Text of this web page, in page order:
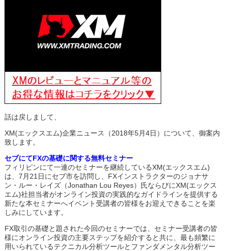
話は戻しまして、
XM(エックスエム)企業ニュース（2018年5月4日）について、御案内
致します。
セブにてFXの基礎に関する無料セミナー
フィリピンにて一連のセミナーを継続しているXM(エックスエム)
は、7月21日にセブ市を訪問し、FXインストラクターのジョナサ
ン・ルー・レイズ（Jonathan Lou Reyes）氏ならびにXM(エックス
エム)社担当者がオンライン投資の実践的なガイドラインを提供する
新たな本セミナーへイベント受講者の皆様をお迎えできることを楽
しみにしています。
FX取引の基礎と題された今回のセミナーでは、セミナー受講者の皆
様にオンライン投資の主要ステップを紹介すると共に、最も頻繁に
用いられているテクニカル分析ツールとファンダメンタル分析ツー